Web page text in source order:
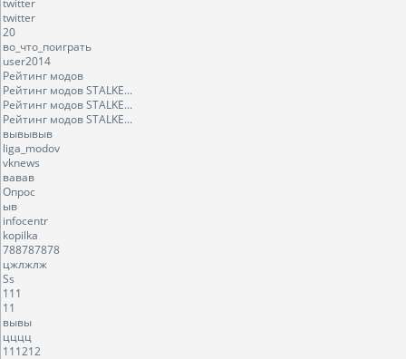
twitter
twitter
20
во_что_поиграть
user2014
Рейтинг модов
Рейтинг модов STALKE...
Рейтинг модов STALKE...
Рейтинг модов STALKE...
вывывыв
liga_modov
vknews
вавав
Опрос
ыв
infocentr
kopilka
788787878
цжлжлж
Ss
111
11
вывы
цццц
111212